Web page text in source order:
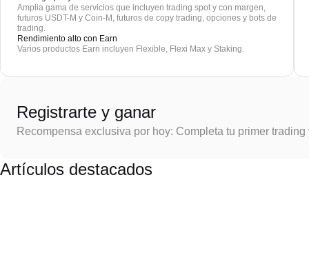
Amplia gama de servicios que incluyen trading spot y con margen,
futuros USDT-M y Coin-M, futuros de copy trading, opciones y bots de
trading.
Rendimiento alto con Earn
Varios productos Earn incluyen Flexible, Flexi Max y Staking.
Registrarte y ganar
Recompensa exclusiva por hoy: Completa tu primer
Artículos destacados